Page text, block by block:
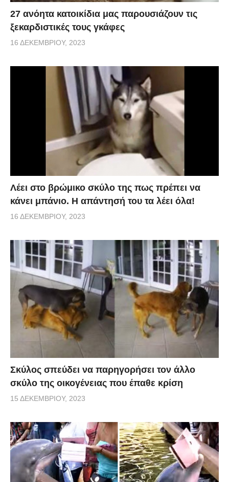
27 ανόητα κατοικίδια μας παρουσιάζουν τις
ξεκαρδιστικές τους γκάφες
16 ΔΕΚΕΜΒΡΊΟΥ, 2023
Λέει στο βρώμικο σκύλο της πως πρέπει να
κάνει μπάνιο. Η απάντησή του τα λέει όλα!
16 ΔΕΚΕΜΒΡΊΟΥ, 2023
Σκύλος σπεύδει να παρηγορήσει τον άλλο
σκύλο της οικογένειας που έπαθε κρίση
15 ΔΕΚΕΜΒΡΊΟΥ, 2023